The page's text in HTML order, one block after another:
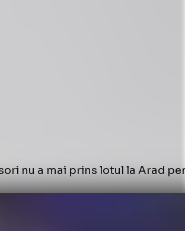
nu a mai prins lotul la Arad